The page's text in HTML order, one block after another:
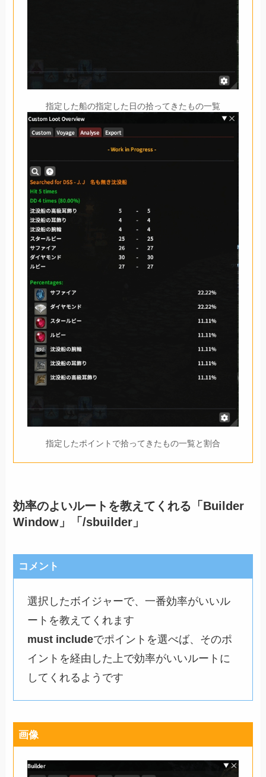
指定した船の指定した日の拾ってきたもの一覧
指定したポイントで拾ってきたもの一覧と割合
効率のよいルートを教えてくれる「Builder
Window」「/sbuilder」
コメント
選択したボイジャーで、一番効率がいいル
ートを教えてくれます
must includeでポイントを選べば、そのポ
イントを経由した上で効率がいいルートに
してくれるようです
画像